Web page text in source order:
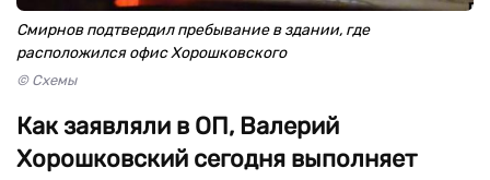
Смирнов подтвердил пребывание в здании, где
расположился офис Хорошковского
© Схемы
Как заявляли в ОП, Валерий
Хорошковский сегодня выполняет